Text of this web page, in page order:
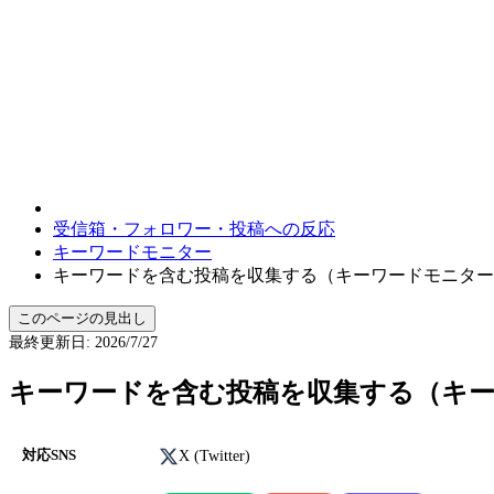
受信箱・フォロワー・投稿への反応
キーワードモニター
キーワードを含む投稿を収集する（キーワードモニター
このページの見出し
最終更新日: 2026/7/27
キーワードを含む投稿を収集する（キ
対応SNS X (Twitter)